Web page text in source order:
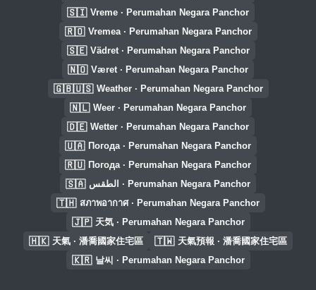
🇸🇮 Vreme · Perumahan Negara Panchor
🇷🇴 Vremea · Perumahan Negara Panchor
🇸🇪 Vädret · Perumahan Negara Panchor
🇳🇴 Været · Perumahan Negara Panchor
🇬🇧🇺🇸 Weather · Perumahan Negara Panchor
🇳🇱 Weer · Perumahan Negara Panchor
🇩🇪 Wetter · Perumahan Negara Panchor
🇺🇦 Погода · Perumahan Negara Panchor
🇷🇺 Погода · Perumahan Negara Panchor
🇸🇦 الطقس · Perumahan Negara Panchor
🇹🇭 สภาพอากาศ · Perumahan Negara Panchor
🇯🇵 天気 · Perumahan Negara Panchor
🇭🇰 天氣 · 潘喬國家住宅區 🇹🇼 天氣預報 · 潘喬國家住宅區
🇰🇷 날씨 · Perumahan Negara Panchor